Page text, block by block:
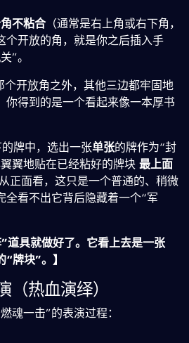
不粘合 （通常是右上角或右下角，
个开放的角，就是你之后插入手
”。
开放角之外，其他三边都牢固地
你得到的是一个看起来像一本厚书
牌中，选出一张单张的牌作为“封
翼地贴在已经粘好的牌块 最上面
正面看，这只是一个普通的、稍微
全看不出它背后隐藏着一个“军
”道具就做好了。它看上去是一张
牌块”。】
热血演绎）
魂一击”的表演过程：